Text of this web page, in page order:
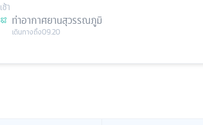
เช้า
ท่าอากาศยานสุวรรณภูมิ
เดินทางถึง09.20